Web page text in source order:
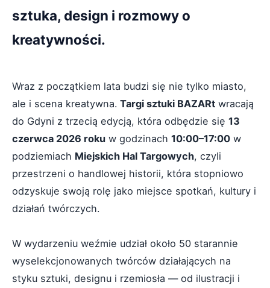
sztuka, design i rozmowy o
kreatywności.
Wraz z początkiem lata budzi się nie tylko miasto,
ale i scena kreatywna. Targi sztuki BAZARt wracają
do Gdyni z trzecią edycją, która odbędzie się 13
czerwca 2026 roku w godzinach 10:00–17:00 w
podziemiach Miejskich Hal Targowych, czyli
przestrzeni o handlowej historii, która stopniowo
odzyskuje swoją rolę jako miejsce spotkań, kultury i
działań twórczych.
W wydarzeniu weźmie udział około 50 starannie
wyselekcjonowanych twórców działających na
styku sztuki, designu i rzemiosła — od ilustracji i